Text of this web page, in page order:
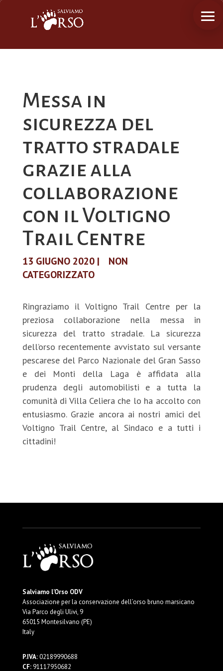
Messa in
sicurezza del
tratto stradale
grazie alla
collaborazione
con il Voltigno
Trail Centre
13 GIUGNO 2020|
NON
CATEGORIZZATO
Ringraziamo il Voltigno Trail Centre per la
preziosa collaborazione nella messa in
sicurezza del tratto stradale. La sicurezza
dell’orso recentemente avvistato sul versante
pescarese del Parco Nazionale del Gran Sasso
e dei Monti della Laga è affidata alla
prudenza degli automobilisti e a tutta la
comunità di Villa Celiera che lo ha accolto con
entusiasmo. Grazie ancora ai nostri amici del
Voltigno Trail Centre, al Sindaco e a tutti i
cittadini!
Salviamo l’Orso ODV
Associazione per la conservazione dell’orso bruno marsicano
Via Parco degli Ulivi, 9
65015 Montesilvano (PE)
Italy
P.IVA:02189990688
CF:91117950682